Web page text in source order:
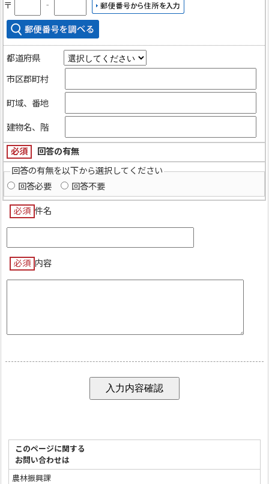
〒 ‐
都道府県
市区郡町村
町域、番地
建物名、階
必須
回答の有無
回答の有無を以下から選択してください
回答必要
回答不要
必須 件名
必須 内容
このページに関する
お問い合わせは
農林振興課